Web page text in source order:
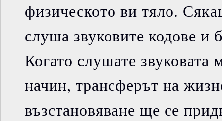
физическото ви тяло.
слуша звуковите кодове и
Когато слушате звуковата
начин, трансферът на
възстановяване ще се